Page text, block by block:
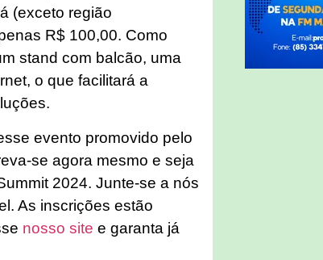
(exceto região
R$ 100,00. Como
stand com balcão, uma
o que facilitará a
evento promovido pelo
se agora mesmo e seja
2024. Junte-se a nós
As inscrições estão
nosso site e garanta já